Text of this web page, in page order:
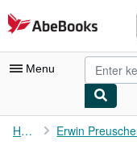
Skip to main content
AbeBooks.com
Menu
My Account
Home